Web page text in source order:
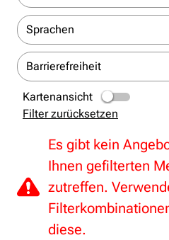
Sprachen
Barrierefreiheit
Kartenansicht
Filter zurücksetzen
Es gibt kein
Ihnen gefilterten
zutreffen.
diese.